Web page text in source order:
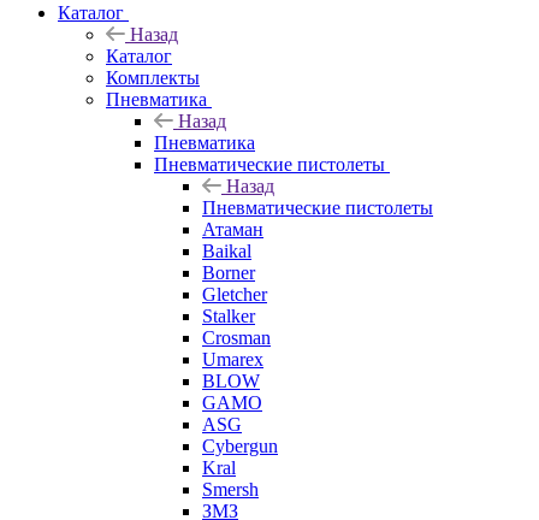
Каталог
Назад
Каталог
Комплекты
Пневматика
Назад
Пневматика
Пневматические пистолеты
Назад
Пневматические пистолеты
Атаман
Baikal
Borner
Gletcher
Stalker
Crosman
Umarex
BLOW
GAMO
ASG
Cybergun
Kral
Smersh
ЗМЗ